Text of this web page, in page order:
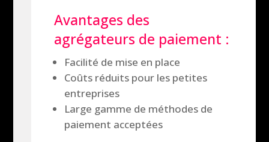
Avantages des
agrégateurs de paiement :
Facilité de mise en place
Coûts réduits pour les petites
entreprises
Large gamme de méthodes de
paiement acceptées